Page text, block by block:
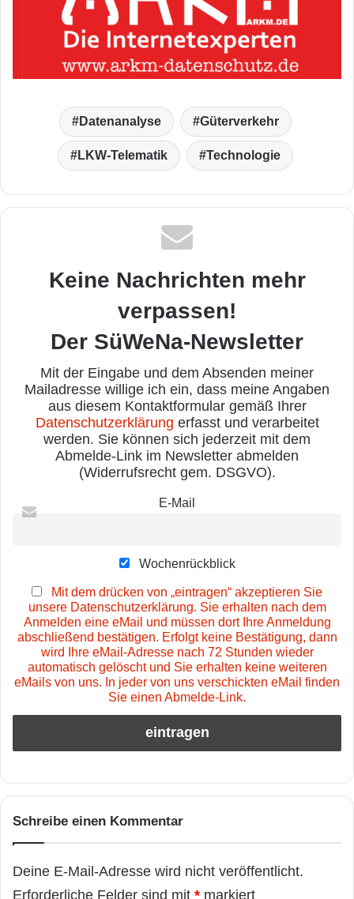
Datenanalyse Güterverkehr
LKW-Telematik Technologie
Keine Nachrichten mehr
verpassen!
Der SüWeNa-Newsletter
Mit der Eingabe und dem Absenden meiner
Mailadresse willige ich ein, dass meine Angaben
aus diesem Kontaktformular gemäß Ihrer
Datenschutzerklärung erfasst und verarbeitet
werden. Sie können sich jederzeit mit dem
Abmelde-Link im Newsletter abmelden
(Widerrufsrecht gem. DSGVO).
E-Mail
Wochenrückblick
Mit dem drücken von „eintragen“ akzeptieren Sie
unsere Datenschutzerklärung. Sie erhalten nach dem
Anmelden eine eMail und müssen dort Ihre Anmeldung
abschließend bestätigen. Erfolgt keine Bestätigung, dann
wird Ihre eMail-Adresse nach 72 Stunden wieder
automatisch gelöscht und Sie erhalten keine weiteren
eMails von uns. In jeder von uns verschickten eMail finden
Sie einen Abmelde-Link.
Schreibe einen Kommentar
Deine E-Mail-Adresse wird nicht veröffentlicht.
Erforderliche Felder sind mit * markiert